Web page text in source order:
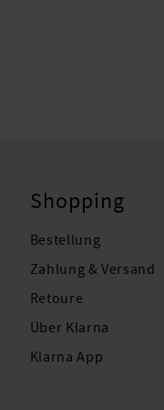
Shopping
Bestellung
Zahlung & Versand
Retoure
Über Klarna
Klarna App